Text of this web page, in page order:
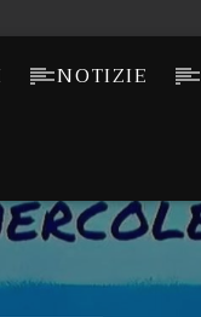
NOTIZIE